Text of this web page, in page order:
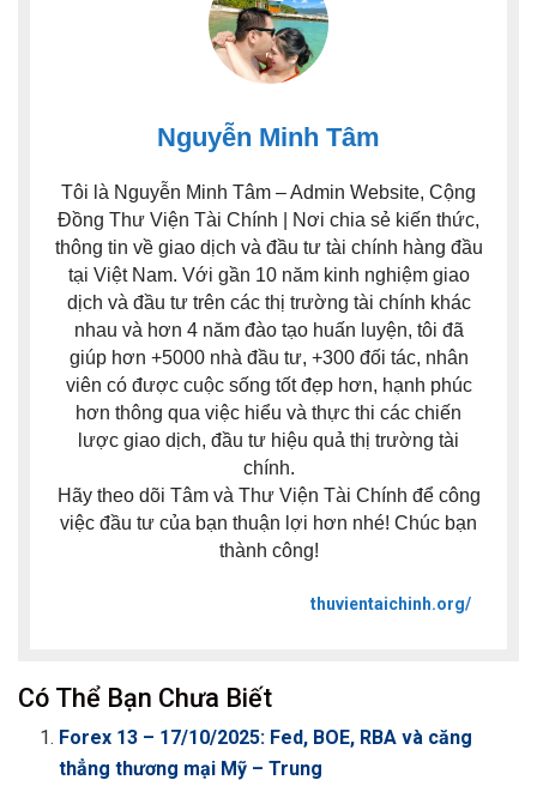
Nguyễn Minh Tâm
Tôi là Nguyễn Minh Tâm – Admin Website, Cộng
Đồng Thư Viện Tài Chính | Nơi chia sẻ kiến thức,
thông tin về giao dịch và đầu tư tài chính hàng đầu
tại Việt Nam. Với gần 10 năm kinh nghiệm giao
dịch và đầu tư trên các thị trường tài chính khác
nhau và hơn 4 năm đào tạo huấn luyện, tôi đã
giúp hơn +5000 nhà đầu tư, +300 đối tác, nhân
viên có được cuộc sống tốt đẹp hơn, hạnh phúc
hơn thông qua việc hiểu và thực thi các chiến
lược giao dịch, đầu tư hiệu quả thị trường tài
chính.
Hãy theo dõi Tâm và Thư Viện Tài Chính để công
việc đầu tư của bạn thuận lợi hơn nhé! Chúc bạn
thành công!
thuvientaichinh.org/
Có Thể Bạn Chưa Biết
Forex 13 – 17/10/2025: Fed, BOE, RBA và căng
thẳng thương mại Mỹ – Trung